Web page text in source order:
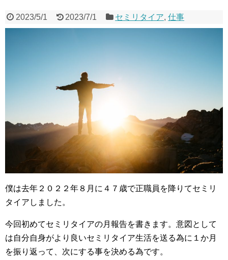
2023/5/1 2023/7/1 セミリタイア,仕事
僕は去年２０２２年８月に４７歳で正職員を降りてセミリ
タイアしました。
今回初めてセミリタイアの月報告を書きます。意図として
は自分自身がより良いセミリタイア生活を送る為に１か月
を振り返って、次にする事を決める為です。